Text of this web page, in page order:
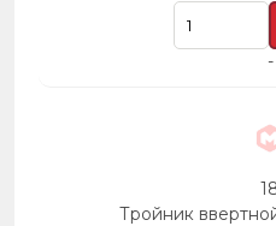
-
Тройник